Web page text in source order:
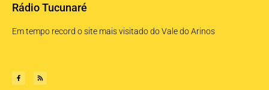
Rádio Tucunaré
Em tempo record o site mais visitado do Vale do Arinos